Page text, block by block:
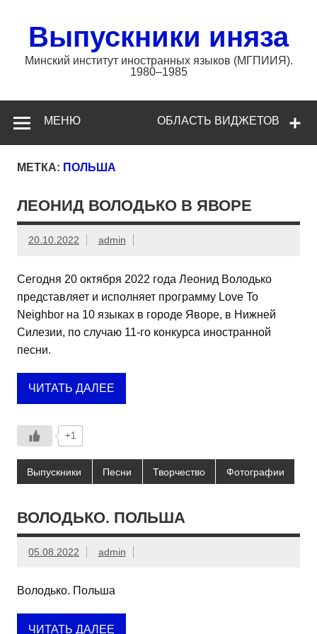
содержимому
Выпускники иняза
Минский институт иностранных языков (МГПИИЯ).
1980–1985
ОБЛАСТЬ ВИДЖЕТОВ
МЕНЮ
МЕТКА: ПОЛЬША
ЛЕОНИД ВОЛОДЬКО В ЯВОРЕ
20.10.2022 admin
Сегодня 20 октября 2022 года Леонид Володько
представляет и исполняет программу Love To
Neighbor на 10 языках в городе Яворе, в Нижней
Силезии, по случаю 11-го конкурса иностранной
песни.
ЧИТАТЬ ДАЛЕЕ
+1
Выпускники Песни Творчество Фотографии
ВОЛОДЬКО. ПОЛЬША
05.08.2022 admin
Володько. Польша
ЧИТАТЬ ДАЛЕЕ